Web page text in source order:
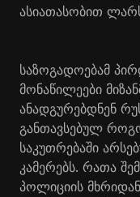
ასიათასობით
საზოგადოებამ
მონაწილეები
ანადგურებდნენ
განთავსებულ
საკუთრებაში
კამერებს. რათა
პოლიციის